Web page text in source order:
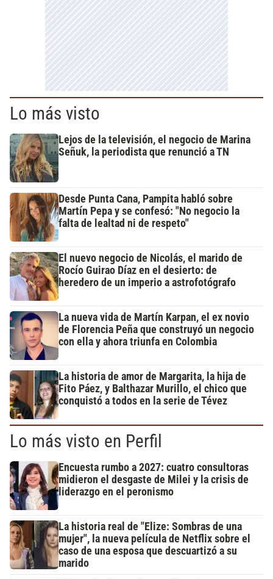
Lo más visto
Lejos de la televisión, el negocio de Marina
Señuk, la periodista que renunció a TN
Desde Punta Cana, Pampita habló sobre
Martín Pepa y se confesó: "No negocio la
falta de lealtad ni de respeto"
El nuevo negocio de Nicolás, el marido de
Rocío Guirao Díaz en el desierto: de
heredero de un imperio a astrofotógrafo
La nueva vida de Martín Karpan, el ex novio
de Florencia Peña que construyó un negocio
con ella y ahora triunfa en Colombia
La historia de amor de Margarita, la hija de
Fito Páez, y Balthazar Murillo, el chico que
conquistó a todos en la serie de Tévez
Lo más visto en Perfil
Encuesta rumbo a 2027: cuatro consultoras
midieron el desgaste de Milei y la crisis de
liderazgo en el peronismo
La historia real de "Elize: Sombras de una
mujer", la nueva película de Netflix sobre el
caso de una esposa que descuartizó a su
marido